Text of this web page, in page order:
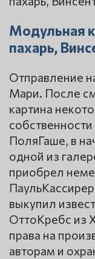
Модульная
пахарь,
Отправление
Мари. После
картина
ПоляГаше, в
одной из
приобрел
выкупил
ОттоКребс из
права на
авторам и